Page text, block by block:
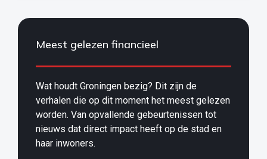
Meest gelezen financieel
Wat houdt Groningen bezig? Dit zijn de
verhalen die op dit moment het meest gelezen
worden. Van opvallende gebeurtenissen tot
nieuws dat direct impact heeft op de stad en
haar inwoners.